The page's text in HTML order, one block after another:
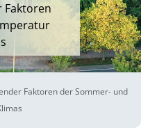
Faktoren der Sommer- und